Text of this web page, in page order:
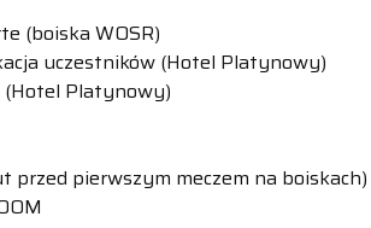
(boiska WOSR)
uczestników (Hotel Platynowy)
(Hotel Platynowy)
przed pierwszym meczem na boiskach)